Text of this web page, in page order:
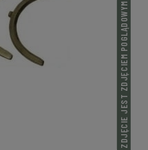
ZDJĘCIE JEST ZDJĘCIEM POGLĄDOWYM